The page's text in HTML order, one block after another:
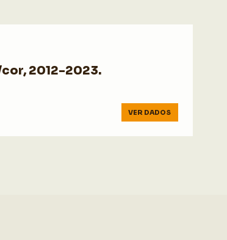
2012-2023.
VER DADOS